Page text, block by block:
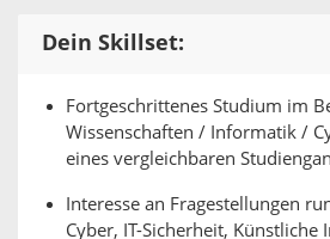
Dein Skillset:
Fortgeschrittenes Studium im
Wissenschaften / Informatik /
eines vergleichbaren
Interesse an Fragestellungen
Cyber, IT-Sicherheit, Künstliche